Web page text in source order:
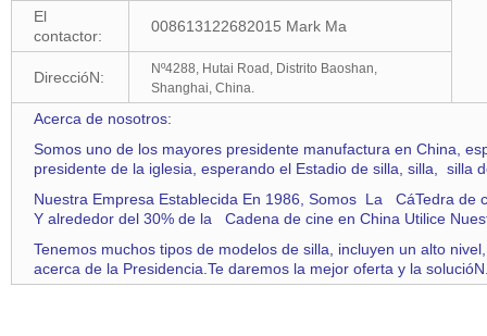
El
contactor:
008613122682015 Mark Ma
DireccióN:
Nº4288, Hutai Road, Distrito Baoshan,
Shanghai, China.
Acerca de nosotros:
Somos uno de los mayores presidente manufactura en China,
presidente de la iglesia, esperando elEstadio de silla, silla,
silla
Nuestra Empresa Establecida En 1986, Somos La CáTedra de
Y alrededor del 30% de la Cadena de cine en China Utilice
Tenemos muchos tipos de modelos de silla, incluyen un alto
acerca de la Presidencia.Te daremos la mejor oferta y la